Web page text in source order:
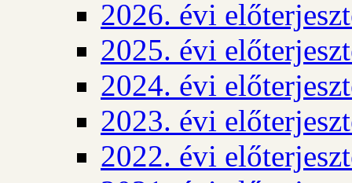
2026. évi
2025. évi
2024. évi
2023. évi
2022. évi